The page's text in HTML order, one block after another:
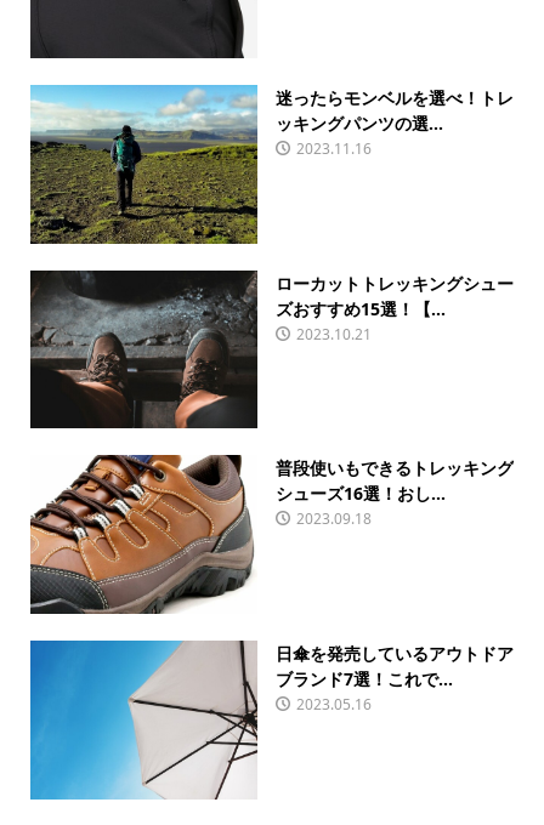
迷ったらモンベルを選べ！トレ
ッキングパンツの選...
2023.11.16
ローカットトレッキングシュー
ズおすすめ15選！【...
2023.10.21
普段使いもできるトレッキング
シューズ16選！おし...
2023.09.18
日傘を発売しているアウトドア
ブランド7選！これで...
2023.05.16